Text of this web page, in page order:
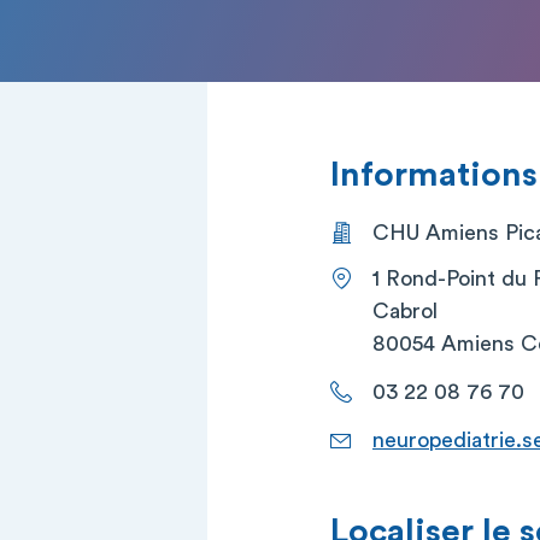
CHU Amiens
1 Rond-Point du
Cabrol
80054 Amiens
03 22 08 76 70
Localiser le